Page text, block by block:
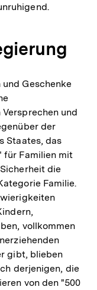
Geschenke
und
der
Staates, das
für Familien mit
die
Familie.
vollkommen
gibt, blieben
derjenigen, die
von den "500